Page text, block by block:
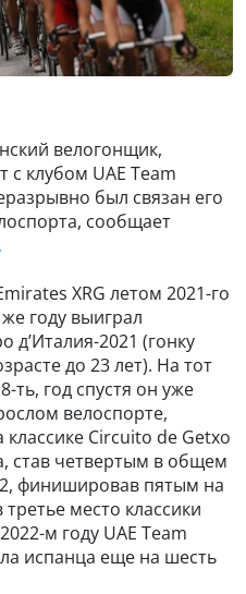
велогонщик,
с клубом UAE Team
был связан его
сообщает
XRG летом 2021-го
году выиграл
2021 (гонку
до 23 лет). На тот
ть, год спустя он уже
велоспорте,
Circuito de Getxo
став четвертым в общем
финишировав пятым на
место классики
м году UAE Team
испанца еще на шесть